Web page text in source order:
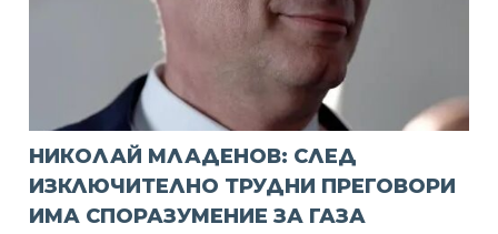
НИКОЛАЙ МЛАДЕНОВ: СЛЕД
ИЗКЛЮЧИТЕЛНО ТРУДНИ ПРЕГОВОРИ
ИМА СПОРАЗУМЕНИЕ ЗА ГАЗА